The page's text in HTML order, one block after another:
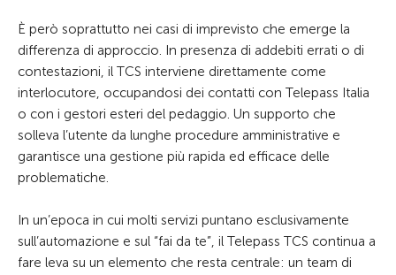
È però soprattutto nei casi di imprevisto che emerge la
differenza di approccio. In presenza di addebiti errati o di
contestazioni, il TCS interviene direttamente come
interlocutore, occupandosi dei contatti con Telepass Italia
o con i gestori esteri del pedaggio. Un supporto che
solleva l’utente da lunghe procedure amministrative e
garantisce una gestione più rapida ed efficace delle
problematiche.
In un’epoca in cui molti servizi puntano esclusivamente
sull’automazione e sul “fai da te”, il Telepass TCS continua a
fare leva su un elemento che resta centrale: un team di